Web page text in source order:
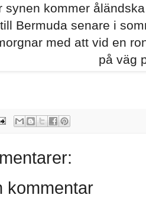
synen kommer
Bermuda senare i
med att vid en
på väg
kommentar